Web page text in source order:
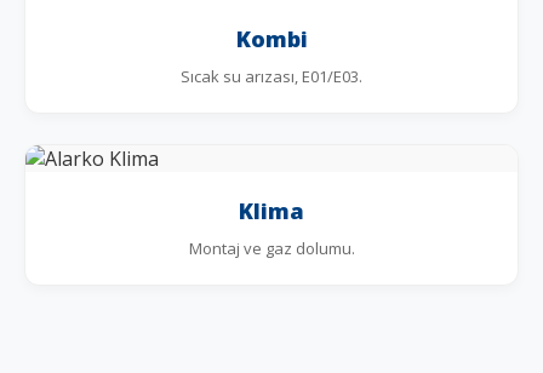
Kombi
Sıcak su arızası, E01/E03.
Klima
Montaj ve gaz dolumu.